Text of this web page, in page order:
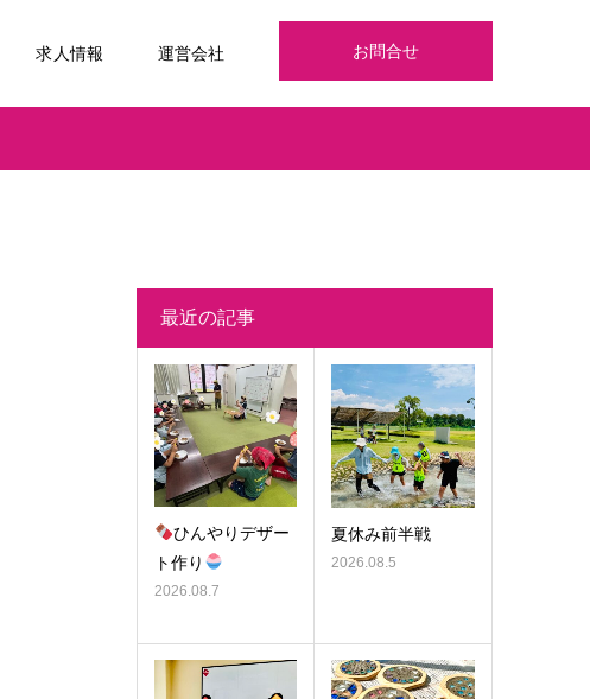
お問合せ
求人情報 運営会社
最近の記事
ひんやりデザー
ト作り
2026.08.7
夏休み前半戦
2026.08.5